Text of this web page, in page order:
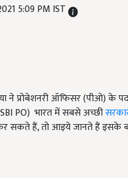
5:09 PM IST
ऑफिसर (पीओ) के पद
PO) भारत में सबसे अच्छी
सकते हैं, तो आइये जानते हैं इसके